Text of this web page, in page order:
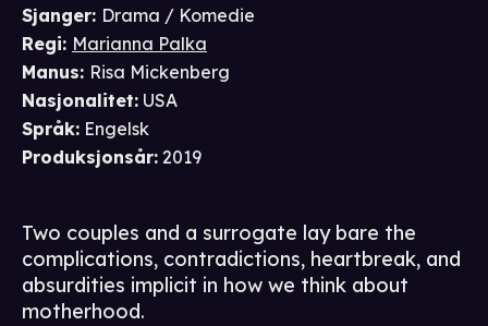
Sjanger: Drama / Komedie
Regi: Marianna Palka
Manus: Risa Mickenberg
Nasjonalitet: USA
Språk: Engelsk
Produksjonsår: 2019
Two couples and a surrogate lay bare the
complications, contradictions, heartbreak, and
absurdities implicit in how we think about
motherhood.